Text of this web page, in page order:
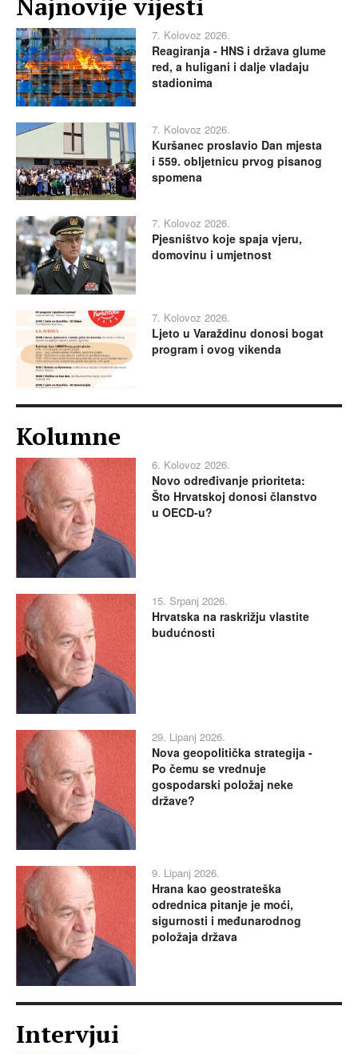
Najnovije vijesti
7. Kolovoz 2026.
Reagiranja - HNS i država glume
red, a huligani i dalje vladaju
stadionima
7. Kolovoz 2026.
Kuršanec proslavio Dan mjesta
i 559. obljetnicu prvog pisanog
spomena
7. Kolovoz 2026.
Pjesništvo koje spaja vjeru,
domovinu i umjetnost
7. Kolovoz 2026.
Ljeto u Varaždinu donosi bogat
program i ovog vikenda
Kolumne
6. Kolovoz 2026.
Novo određivanje prioriteta:
Što Hrvatskoj donosi članstvo
u OECD-u?
15. Srpanj 2026.
Hrvatska na raskrižju vlastite
budućnosti
29. Lipanj 2026.
Nova geopolitička strategija -
Po čemu se vrednuje
gospodarski položaj neke
države?
9. Lipanj 2026.
Hrana kao geostrateška
odrednica pitanje je moći,
sigurnosti i međunarodnog
položaja država
Intervjui